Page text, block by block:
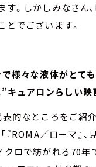
す。しかしみなさん
とでございます。
様々な液体がとて
キュアロンらしい映
表的なところをご紹
『ROMA／ローマ』
クロで紡がれる70年